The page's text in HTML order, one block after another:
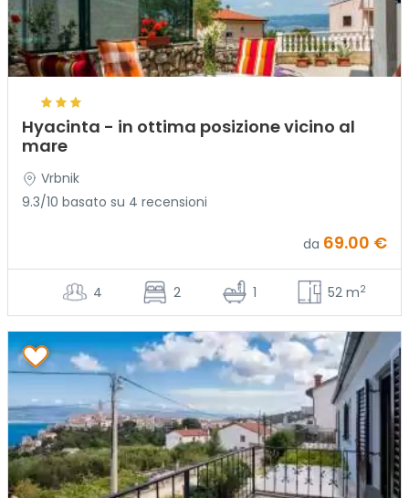
Hyacinta - in ottima posizione vicino al
mare
Vrbnik
9.3/10 basato su 4 recensioni
da 69.00 €
4 2 1 52 m2